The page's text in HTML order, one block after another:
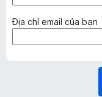
ắ
t
u
Địa chỉ email của bạn
ắ
b